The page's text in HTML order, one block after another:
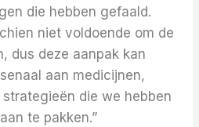
die hebben gefaald.
niet voldoende om de
dus deze aanpak kan
aan medicijnen,
die we hebben
te pakken.”